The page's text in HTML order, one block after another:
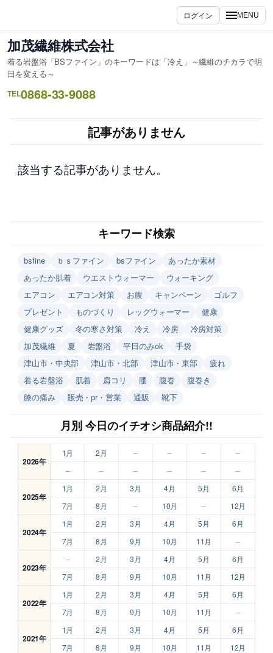
を
ス
キ
ッ
プ
ログイン MENU
加茂繊維株式会社
着る岩盤浴「BSファイン」のキーワードは「冷え」～繊維のチカラで明
日を変える～
TEL0868-33-9088
記事がありません
該当する記事がありません。
キーワード検索
bsfine ｂｓファイン bsファイン
あったか素材
あったか肌着
ウエストウォーマー
ウォーキング
エアコン
エアコン対策 お腹 キャンペーン
ゴルフ
プレゼント
ものづくり レッグウォーマー
健康
健康グッズ
冬の寒さ対策 冷え 冷房
冷房対策
加茂繊維
夏 岩盤浴 平日のみok
手袋
津山市・中央部
津山市・北部 津山市・東部
疲れ
着る岩盤浴
肌着 肩コリ 腰 腹巻
腹巻き
膝の痛み
販売・pr・営業 通販 靴下
月別 今日のイチオシ商品紹介!!
2026年
1月 2月 – – –
–
–
– – – – –
2025年
1月 2月 3月 4月 5月
6月
7月
8月 – 10月 – 12月
2024年
1月 2月 3月 4月 5月
6月
7月
8月 9月 10月 11月 –
2023年
– 2月 3月 4月 5月
6月
7月
8月 9月 10月 11月 12月
2022年
1月 2月 3月 4月 5月
6月
7月
8月 9月 10月 11月 –
2021年
1月 2月 3月 4月 5月
6月
7月
8月 9月 10月 11月 12月